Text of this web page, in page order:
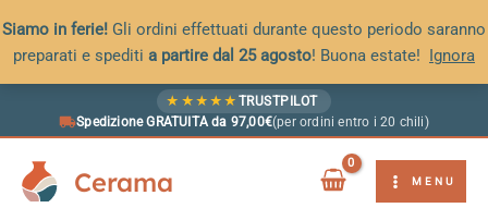
Siamo in ferie! Gli ordini effettuati durante questo periodo saranno
preparati e spediti a partire dal 25 agosto! Buona estate! Ignora
★ ★ ★ ★ ★ TRUSTPILOT
Spedizione GRATUITA da 97,00€(per ordini entro i 20 chili)
Cerama MENU